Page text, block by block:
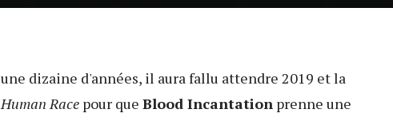
dizaine d'années, il aura fallu attendre 2019 et la
Racepour que Blood Incantationprenne une